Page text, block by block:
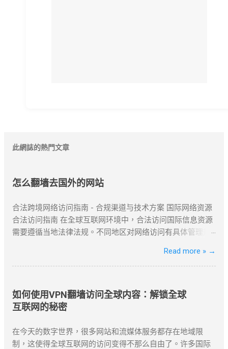
此網誌的熱門文章
怎么翻墙去国外的网站
合法跨境网络访问指南 - 合规渠道与技术方案 国际网络资源
合法访问指南 在全球互联网环境中，合法访问国际信息资源
需要遵循当地法律法规。不同地区对网络访问有具体管理规
线服务、授权网络通道以及企业级VPN解决方案。 企业用户
可通过合规VPN服务建立国际网络连接，这些服务商持有国
跨境通信服务。 合法企业级VPN服务商 以下是经国家批准、
面向企业用户提供跨境网络服务的合规VPN提供商： 中国电
服务，通过MPLS VPN技术实现全球安全互联。 全球超过50
个节点覆盖 SLA服务等级保证 金融级加密传输 中国联通云联
Read more » →
如何使用VPN翻墙访问全球内容：解锁全球
互联网的秘密
在今天的数字世界，很多网站和流媒体服务都存在地域限
制，这使得全球互联网的访问变得不那么自由了。许多国际